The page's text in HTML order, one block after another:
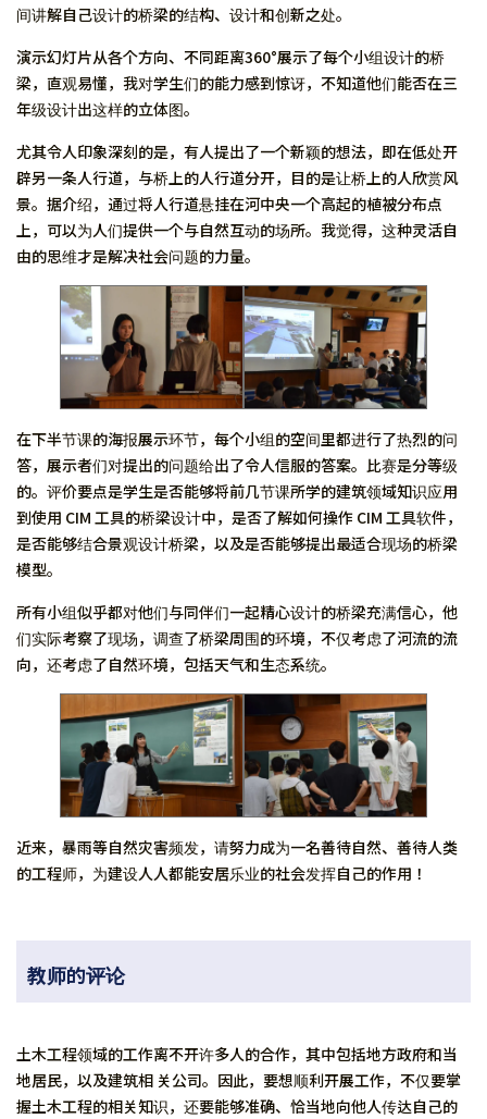
间讲解自己设计的桥梁的结构、设计和创新之处。
演示幻灯片从各个方向、不同距离360°展示了每个小组设计的桥
梁，直观易懂，我对学生们的能力感到惊讶，不知道他们能否在三
年级设计出这样的立体图。
尤其令人印象深刻的是，有人提出了一个新颖的想法，即在低处开
辟另一条人行道，与桥上的人行道分开，目的是让桥上的人欣赏风
景。据介绍，通过将人行道悬挂在河中央一个高起的植被分布点
上，可以为人们提供一个与自然互动的场所。我觉得，这种灵活自
由的思维才是解决社会问题的力量。
在下半节课的海报展示环节，每个小组的空间里都进行了热烈的问
答，展示者们对提出的问题给出了令人信服的答案。比赛是分等级
的。评价要点是学生是否能够将前几节课所学的建筑领域知识应用
到使用 CIM 工具的桥梁设计中，是否了解如何操作 CIM 工具软件，
是否能够结合景观设计桥梁，以及是否能够提出最适合现场的桥梁
模型。
所有小组似乎都对他们与同伴们一起精心设计的桥梁充满信心，他
们实际考察了现场，调查了桥梁周围的环境，不仅考虑了河流的流
向，还考虑了自然环境，包括天气和生态系统。
近来，暴雨等自然灾害频发，请努力成为一名善待自然、善待人类
的工程师，为建设人人都能安居乐业的社会发挥自己的作用！
教师的评论
土木工程领域的工作离不开许多人的合作，其中包括地方政府和当
地居民，以及建筑相 关公司。因此，要想顺利开展工作，不仅要掌
握土木工程的相关知识，还要能够准确、恰当地向他人传达自己的